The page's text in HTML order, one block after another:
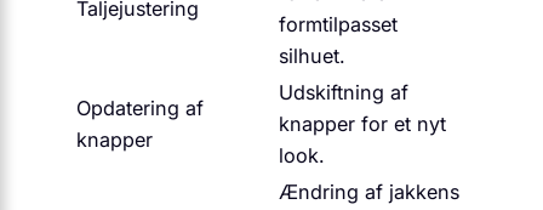
Taljejustering
formtilpasset
silhuet.
Opdatering af
knapper
Udskiftning af
knapper for et nyt
look.
Ændring af jakkens